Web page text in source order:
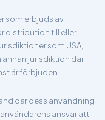
som erbjuds av
distribution till eller
som USA,
annan jurisdiktion där
är förbjuden.
där dess användning
ansvar att